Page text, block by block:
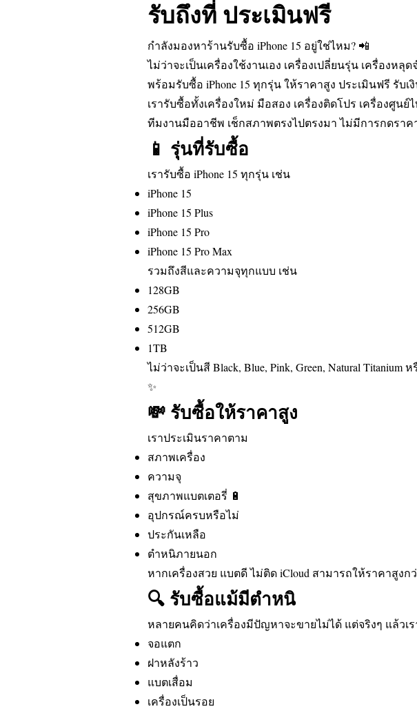
รับถึงที่ ประเมินฟรี
กำลังมองหาร้านรับซื้อ iPhone 15 อยู่ใช่ไหม? 📲
ไม่ว่าจะเป็นเครื่องใช้งานเอง เครื่องเปลี่ยนรุ่น เครื่องหลุ
พร้อมรับซื้อ iPhone 15 ทุกรุ่น ให้ราคาสูง ประเมินฟรี รับเงิ
เรารับซื้อทั้งเครื่องใหม่ มือสอง เครื่องติดโปร เครื่องศูนย์
ทีมงานมืออาชีพ เช็กสภาพตรงไปตรงมา ไม่มีการกดราค
📱 รุ่นที่รับซื้อ
เรารับซื้อ iPhone 15 ทุกรุ่น เช่น
iPhone 15
iPhone 15 Plus
iPhone 15 Pro
iPhone 15 Pro Max
รวมถึงสีและความจุทุกแบบ เช่น
128GB
256GB
512GB
1TB
ไม่ว่าจะเป็นสี Black, Blue, Pink, Green, Natural Titanium
✨
💸 รับซื้อให้ราคาสูง
เราประเมินราคาตาม
สภาพเครื่อง
ความจุ
สุขภาพแบตเตอรี่ 🔋
อุปกรณ์ครบหรือไม่
ประกันเหลือ
ตำหนิภายนอก
หากเครื่องสวย แบตดี ไม่ติด iCloud สามารถให้ราคาสูงก
🔍 รับซื้อแม้มีตำหนิ
หลายคนคิดว่าเครื่องมีปัญหาจะขายไม่ได้ แต่จริงๆ แล้วเ
จอแตก
ฝาหลังร้าว
แบตเสื่อม
เครื่องเป็นรอย